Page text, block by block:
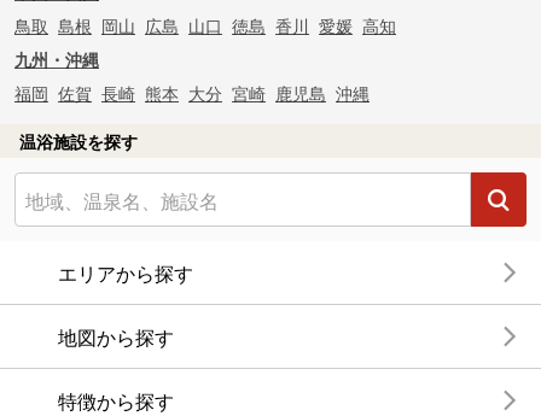
鳥取 島根 岡山 広島 山口 徳島 香川 愛媛 高知
九州・沖縄
福岡 佐賀 長崎 熊本 大分 宮崎 鹿児島 沖縄
温浴施設を探す
エリアから探す
地図から探す
特徴から探す